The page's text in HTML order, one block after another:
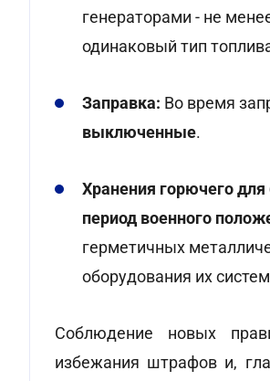
генераторами - не
одинаковый тип
Заправка: Во время
выключенные.
Хранения горючего
период военного
герметичных
оборудования их
Соблюдение новых
избежания штрафов и,